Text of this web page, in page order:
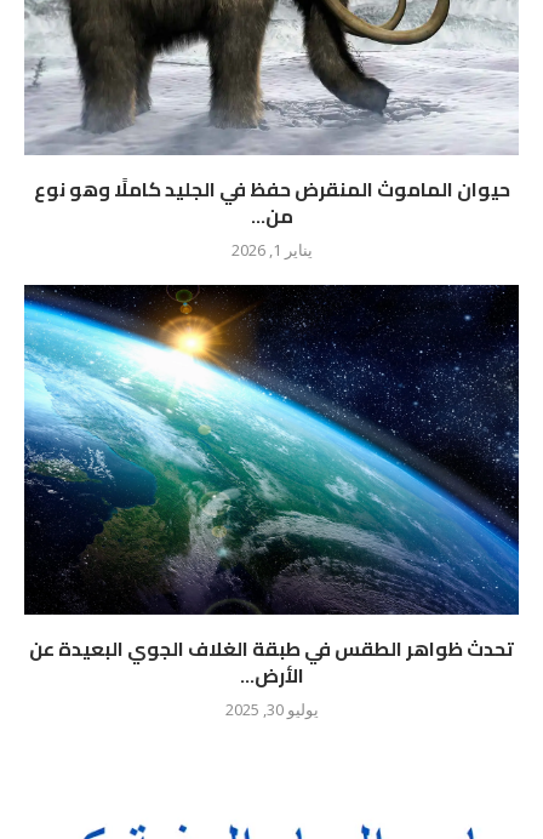
حيوان الماموث المنقرض حفظ في الجليد كاملًا وهو نوع
من...
يناير 1, 2026
تحدث ظواهر الطقس في طبقة الغلاف الجوي البعيدة عن
الأرض...
يوليو 30, 2025